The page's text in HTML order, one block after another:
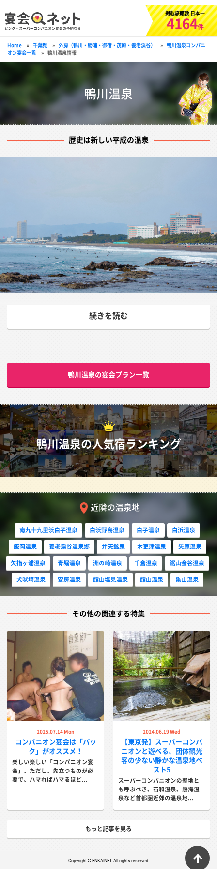
掲載旅館数 日本一
4164件
Home » 千葉県 » 外房（鴨川・勝浦・御宿・茂原・養老渓谷） » 鴨川温泉コンパニ
オン宴会一覧
» 鴨川温泉情報
鴨川温泉
歴史は新しい平成の温泉
鴨川温泉は、千葉県の鴨川市に位置し、南房総鴨川海岸沿
いに広がる温泉の総称です。都心から特急で約2時間。黒
潮の影響を受けて温暖な気候に恵まれた、一年を通してト
レジャーも充実しており、例年1月〜4月は花摘みのベ
ストシーズンで、町中甘い花の香りでいっぱいになりま
す。春のイチゴ狩りからマリンスポーツ、海の生き物とふ
れあえる鴨川シーワールド等、家族で楽しめるレジャーが
盛りだくさんです。
万葉の古から歌に詠まれ、多くの人々の心を惹きつけ
てきた風光明媚な地、鴨川。その温泉地としての歴史は新
しく、平成15年4月に市内22軒の宿による温泉組合が、共
同で掘削して開湯した「鴨川温泉 なぎさの湯」に始まり
ます。その泉質は、ほんのりと硫黄が香る単純硫黄冷鉱泉
です。その他にも、泉質や効能の異なる自家源泉を持つ宿
がたくさんあります。そのうえ、海辺の宿から静かな山間
の宿まで、多彩なロケーションを誇ります。
鴨川温泉の宴会プラン一覧
鴨川ユニバースホテル
波音を感じる露天風呂に海の幸、全体
で海を感じるリゾートホテル...
続きを読む
鴨川温泉の宴会プラン一覧
鴨川温泉の人気宿ランキング
近隣の温泉地
南九十九里浜白子温泉 白浜野島温泉 白子温泉
白浜温泉
飯岡温泉
養老渓谷温泉郷 弁天鉱泉 木更津温泉
矢原温泉
矢指ヶ浦温泉
青堀温泉 洲の崎温泉 千倉温泉
鋸山金谷温泉
犬吠埼温泉
安房温泉 館山塩見温泉 館山温泉 亀山温泉
その他の関連する特集
2025.07.14 Mon
コンパニオン宴会は「パッ
ク」がオススメ！
楽しい楽しい「コンパニオン宴
会」。ただし、先立つものが必
要で、ハマればハマるほど...
2024.06.19 Wed
【東京発】スーパーコンパ
ニオンと遊べる、団体観光
客の少ない静かな温泉地ベ
スト5
スーパーコンパニオンの聖地と
も呼ぶべき、石和温泉、熱海温
泉など首都圏近郊の温泉地...
もっと記事を見る
Copyright © ENKAINET. All rights reserved.